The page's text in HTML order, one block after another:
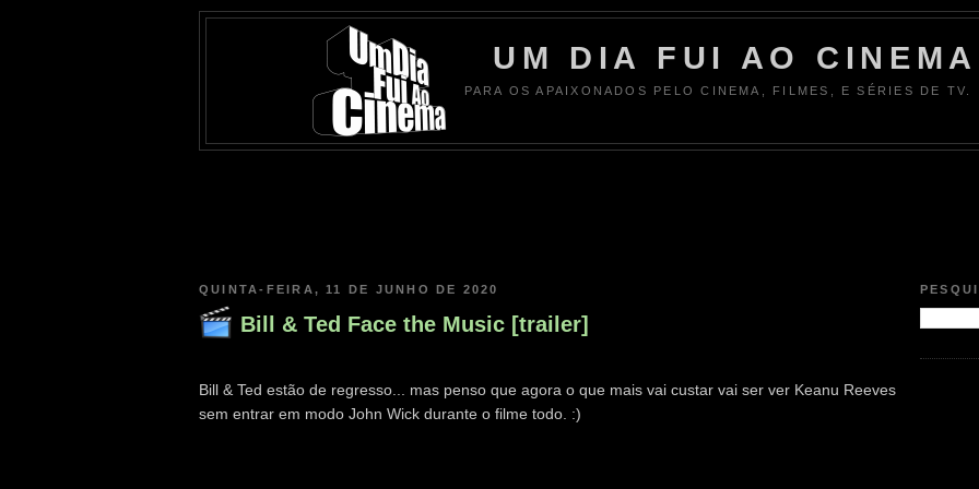
UM DIA FUI AO CINEMA
PARA OS APAIXONADOS PELO CINEMA, FILMES, E SÉRIES DE TV.
QUINTA-FEIRA, 11 DE JUNHO DE 2020
Bill & Ted Face the Music [trailer]
Bill & Ted estão de regresso... mas penso que agora o que mais vai custar vai ser ver Keanu Reeves
sem entrar em modo John Wick durante o filme todo. :)